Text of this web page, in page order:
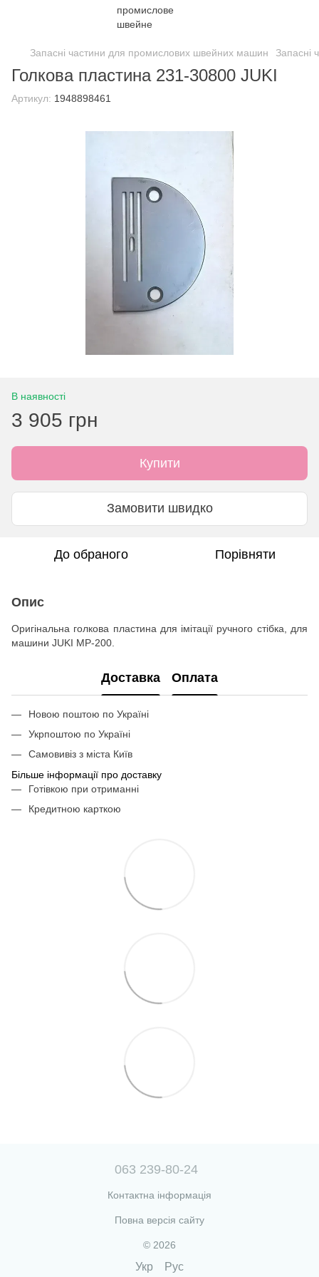
Запасні частини для промислових швейних машин Запасні
Голкова пластина 231-30800 JUKI
Артикул: 1948898461
В наявності
3 905 грн
Купити
Замовити швидко
До обраного Порівняти
Опис
Оригінальна голкова пластина для імітації ручного стібка, для
машини JUKI MP-200.
Доставка Оплата
Новою поштою по Україні
Укрпоштою по Україні
Самовивіз з міста Київ
Більше інформації про доставку
Готівкою при отриманні
Кредитною карткою
063 239-80-24
Контактна інформація
Повна версія сайту
© 2026
Укр Рус